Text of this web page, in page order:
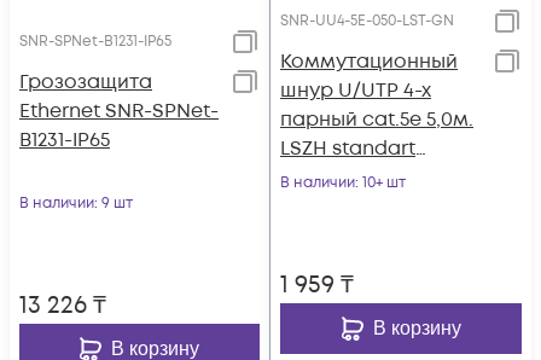
SNR-SPNet-B1231-IP65
Грозозащита
Ethernet SNR-SPNet-
B1231-IP65
В наличии: 9 шт
13 226₸
В корзину
SNR-UU4-5E-050-LST-GN
Коммутационный
шнур U/UTP 4-х
парный cat.5e 5,0м.
LSZH standart
зеленый
В наличии: 10+ шт
1 959 ₸
В корзину